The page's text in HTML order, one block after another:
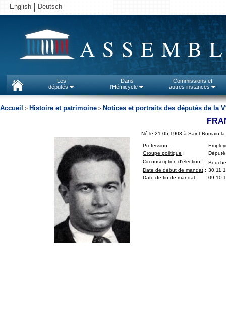
English Deutsch
Les
députés
Dans
l'Hémicycle
Commissions et
autres instances
Accueil > Histoire et patrimoine > Notices et portraits des députés de la V
Né le 21.05.1903 à Saint-Romain-
Profession :
Groupe politique :
Circonscription d'élection :
Date de début de mandat :
Date de fin de mandat :